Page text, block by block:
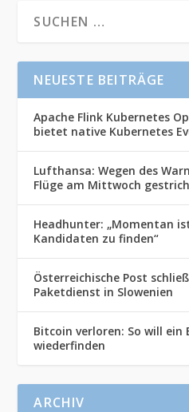
NEUESTE BEITRÄGE
Apache Flink Kubernetes
bietet native Kubernetes
Lufthansa: Wegen des
Flüge am Mittwoch
Headhunter: „Momentan
Kandidaten zu finden“
Österreichische Post
Paketdienst in Slowenien
Bitcoin verloren: So will ein
wiederfinden
ARCHIV